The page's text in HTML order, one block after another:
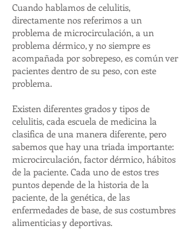
Cuando hablamos de celulitis,
directamente nos referimos a un
problema de microcirculación, a un
problema dérmico, y no siempre es
acompañada por sobrepeso, es común ver
pacientes dentro de su peso, con este
problema.
Existen diferentes grados y tipos de
celulitis, cada escuela de medicina la
clasifica de una manera diferente, pero
sabemos que hay una triada importante:
microcirculación, factor dérmico, hábitos
de la paciente. Cada uno de estos tres
puntos depende de la historia de la
paciente, de la genética, de las
enfermedades de base, de sus costumbres
alimenticias y deportivas.